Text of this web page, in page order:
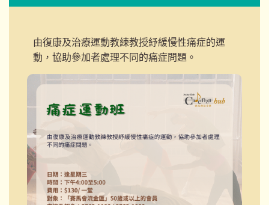
由復康及治療運動教練教授紓緩慢性痛症的運
動，協助參加者處理不同的痛症問題。